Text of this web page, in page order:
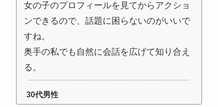
女の子のプロフィールを見てからアクショ
ンできるので、話題に困らないのがいいで
すね。
奥手の私でも自然に会話を広げて知り合え
る。
30代男性